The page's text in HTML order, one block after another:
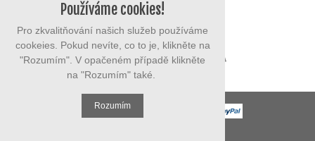
Používáme cookies!
Pro zkvalitňování našich služeb používáme
cookeies. Pokud nevíte, co to je, klikněte na
"Rozumím". V opačeném případě klikněte
na "Rozumím" také.
Rozumím